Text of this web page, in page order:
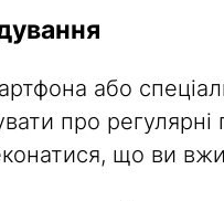
або
про
що ви